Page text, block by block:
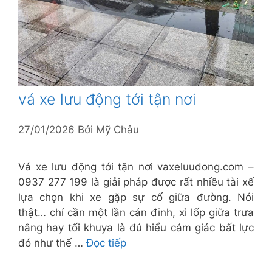
vá xe lưu động tới tận nơi
27/01/2026 Bởi Mỹ Châu
Vá xe lưu động tới tận nơi vaxeluudong.com –
0937 277 199 là giải pháp được rất nhiều tài xế
lựa chọn khi xe gặp sự cố giữa đường. Nói
thật… chỉ cần một lần cán đinh, xì lốp giữa trưa
nắng hay tối khuya là đủ hiểu cảm giác bất lực
đó như thế …Đọc tiếp